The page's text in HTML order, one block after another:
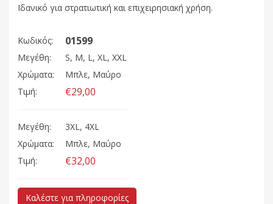
Ιδανικό για στρατιωτική και επιχειρησιακή χρήση.
Κωδικός: 01599
Μεγέθη:
S, M, L, XL, XXL
Χρώματα:
Μπλε, Μαύρο
Τιμή:
€29,00
Μεγέθη:
3XL, 4XL
Χρώματα:
Μπλε, Μαύρο
Τιμή:
€32,00
Καλέστε για πληροφορίες